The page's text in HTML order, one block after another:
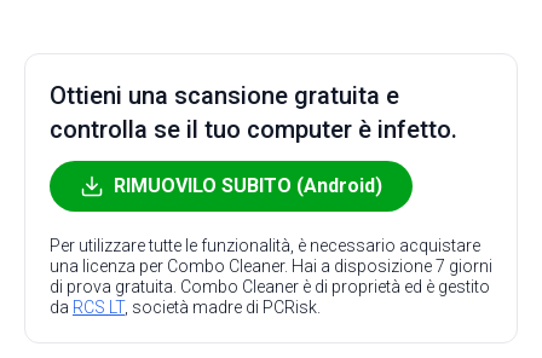
Ottieni una scansione gratuita e
controlla se il tuo computer è infetto.
RIMUOVILO SUBITO (Android)
Per utilizzare tutte le funzionalità, è necessario acquistare
una licenza per Combo Cleaner. Hai a disposizione 7 giorni
di prova gratuita. Combo Cleaner è di proprietà ed è gestito
da RCS LT, società madre di PCRisk.